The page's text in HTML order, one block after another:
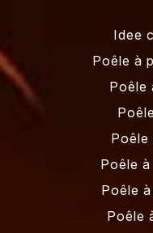
Idee
Poêle à
Poêle
Poêle
Poêle
Poêle